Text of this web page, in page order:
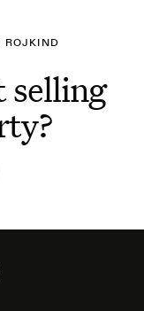
ROJKIND
selling